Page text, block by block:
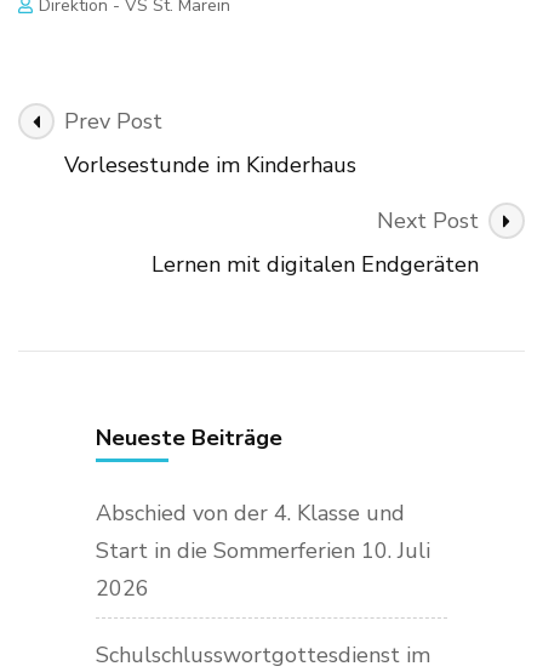
Direktion - VS St. Marein
Post
Navigation
Prev Post
Vorlesestunde im Kinderhaus
Next Post
Lernen mit digitalen Endgeräten
Neueste Beiträge
Abschied von der 4. Klasse und
Start in die Sommerferien 10. Juli
2026
Schulschlusswortgottesdienst im